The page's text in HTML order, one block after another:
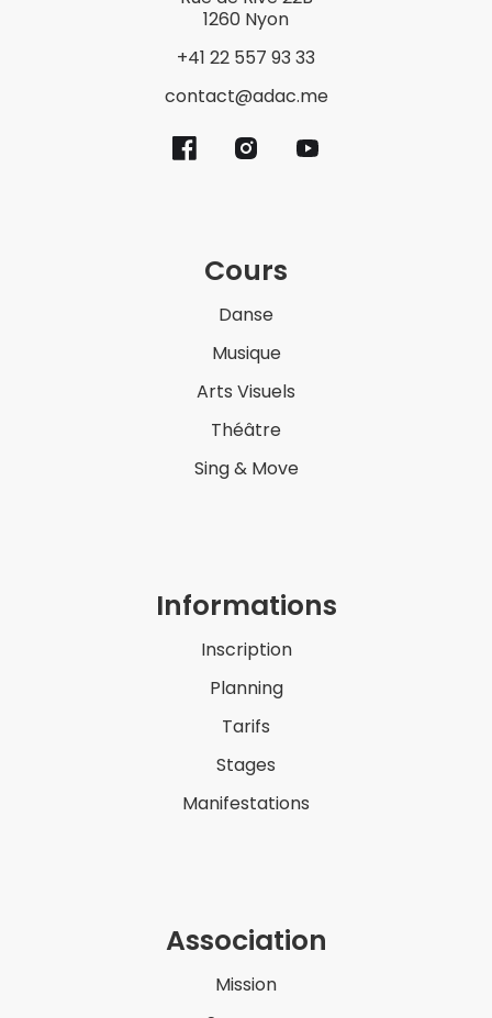
1260 Nyon
+41 22 557 93 33
contact@adac.me
Cours
Danse
Musique
Arts Visuels
Théâtre
Sing & Move
Informations
Inscription
Planning
Tarifs
Stages
Manifestations
Association
Mission